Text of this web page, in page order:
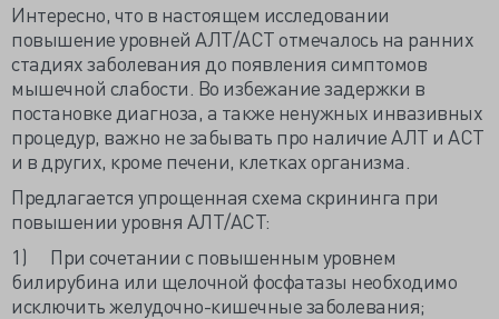
Интересно, что в настоящем исследовании
повышение уровней АЛТ/АСТ отмечалось на ранних
стадиях заболевания до появления симптомов
мышечной слабости. Во избежание задержки в
постановке диагноза, а также ненужных инвазивных
процедур, важно не забывать про наличие АЛТ и АСТ
и в других, кроме печени, клетках организма.
Предлагается упрощенная схема скрининга при
повышении уровня АЛТ/АСТ:
1) При сочетании с повышенным уровнем
билирубина или щелочной фосфатазы необходимо
исключить желудочно-кишечные заболевания;